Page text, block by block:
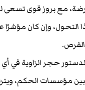
مع بروز قوى تسعى
وإن كان مؤشرًا
حجر الزاوية في
بين مؤسسات الحكم،